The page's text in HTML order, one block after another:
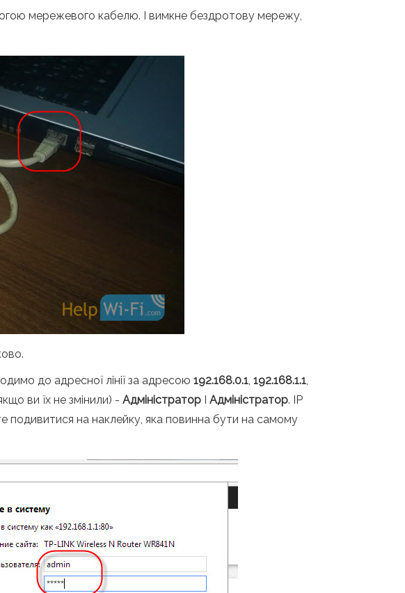
мережевого кабелю. І вимкне бездротову мережу,
до адресної лінії за адресою 192.168.0.1, 192.168.1.1,
ви їх не змінили) - Адміністратор І Адміністратор. IP
на наклейку, яка повинна бути на самому